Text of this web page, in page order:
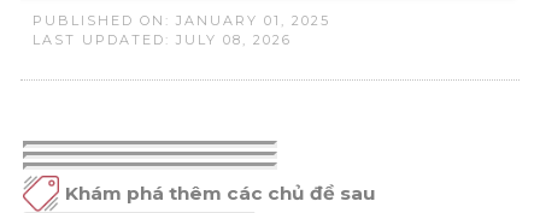
PUBLISHED ON: JANUARY 01, 2025
LAST UPDATED: JULY 08, 2026
Khám phá thêm các chủ đề sau